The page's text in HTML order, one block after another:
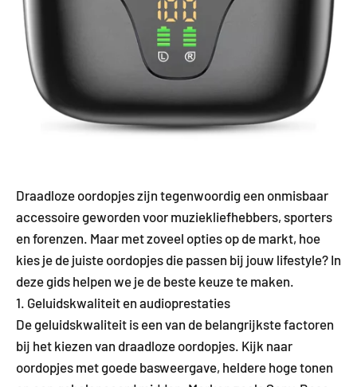
Draadloze oordopjes zijn tegenwoordig een onmisbaar
accessoire geworden voor muziekliefhebbers, sporters
en forenzen. Maar met zoveel opties op de markt, hoe
kies je de juiste oordopjes die passen bij jouw lifestyle? In
deze gids helpen we je de beste keuze te maken.
1. Geluidskwaliteit en audioprestaties
De geluidskwaliteit is een van de belangrijkste factoren
bij het kiezen van draadloze oordopjes. Kijk naar
oordopjes met goede basweergave, heldere hoge tonen